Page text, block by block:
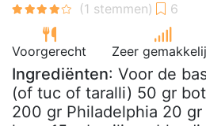
Voorgerecht Zeer
Ingrediënten: Voor de
(of tuc of taralli) 50 gr
200 gr Philadelphia 20 gr